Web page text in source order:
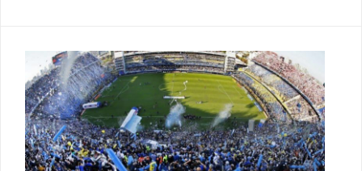
valoramos. La esencia deviene del estar. Lic.Marta
Martinángelo. Las sociedades no se sostienen únicamente
sobre la racionalidad económica ni sobre los […]
Actualidad,Argentina ,Pensar una Señal